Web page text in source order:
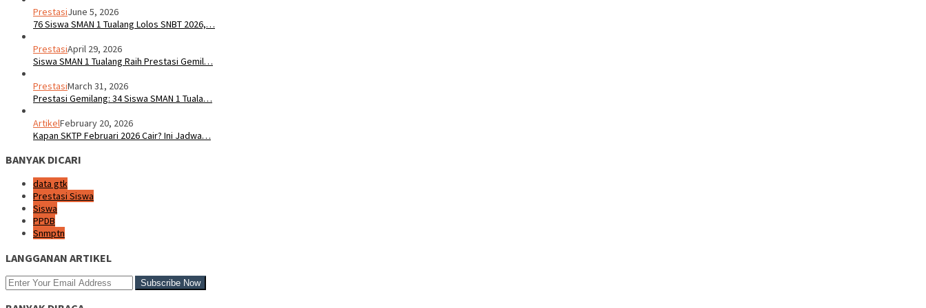
PrestasiJune 5, 2026
76 Siswa SMAN 1 Tualang Lolos SNBT 2026,…
PrestasiApril 29, 2026
Siswa SMAN 1 Tualang Raih Prestasi Gemil…
PrestasiMarch 31, 2026
Prestasi Gemilang: 34 Siswa SMAN 1 Tuala…
ArtikelFebruary 20, 2026
Kapan SKTP Februari 2026 Cair? Ini Jadwa…
BANYAK DICARI
data gtk
Prestasi Siswa
Siswa
PPDB
Snmptn
LANGGANAN ARTIKEL